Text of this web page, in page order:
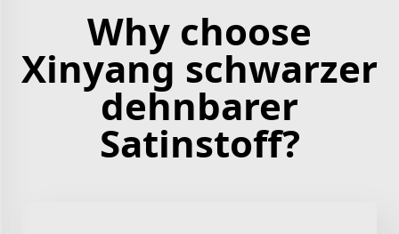
Why choose
Xinyang schwarzer
dehnbarer
Satinstoff?